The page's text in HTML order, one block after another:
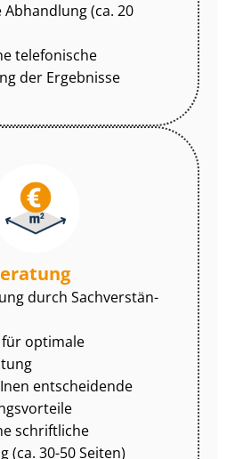
(ca. 20
telefonische
der Ergebnisse
durch Sach­ver­stän­
optimale
entscheidende
schriftliche
(ca. 30-50 Seiten)